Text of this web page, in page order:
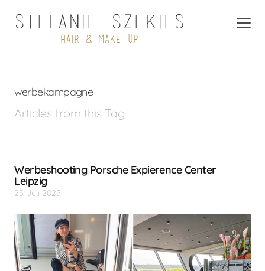
werbekampagne
Articles from this Tag
Werbeshooting Porsche Expierence Center
Leipzig
25. Juli 2025